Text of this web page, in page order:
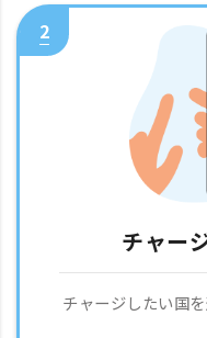
2
チャー
チャージしたい国